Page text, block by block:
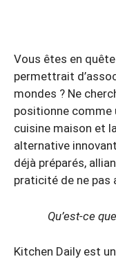
Vous êtes en
permettrait
mondes ? Ne
positionne comme
cuisine maison et
alternative
déjà préparés,
praticité de ne pas
Qu’est-ce
Kitchen Daily est